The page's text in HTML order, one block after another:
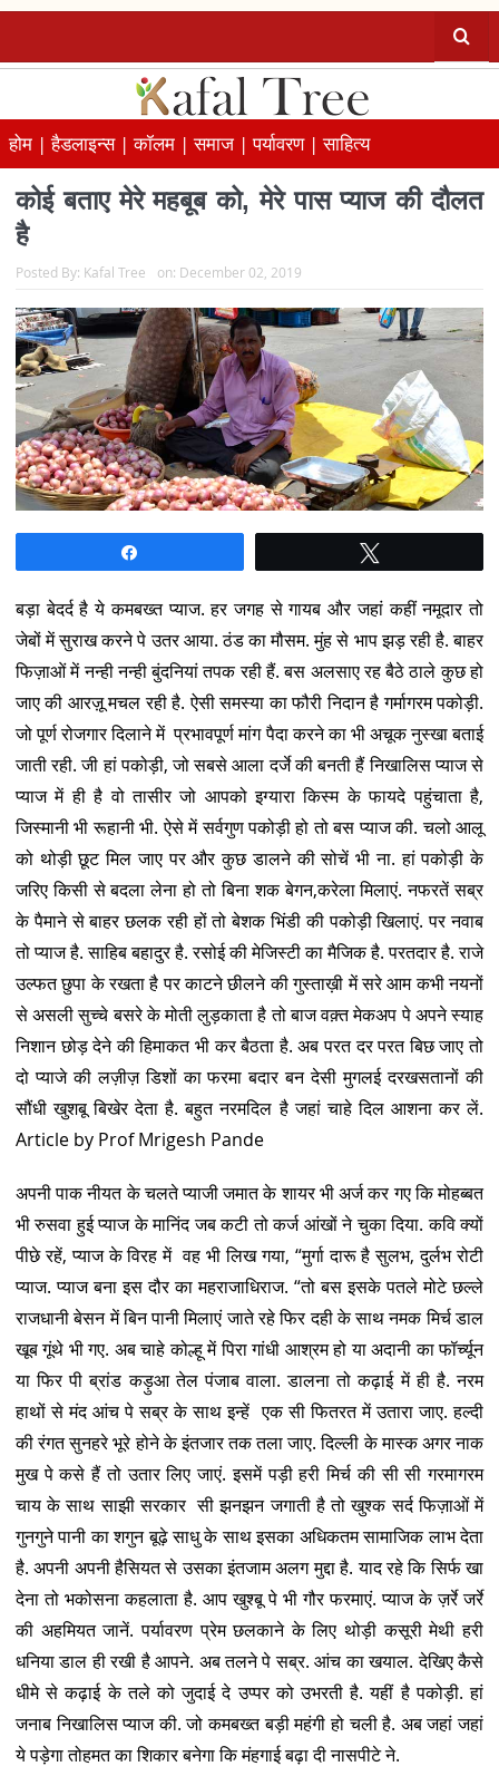
होम |हैडलाइन्स |कॉलम |समाज |पर्यावरण |साहित्य
कोई बताए मेरे महबूब को, मेरे पास प्याज की दौलत
है
Posted By: Kafal Tree on: December 02, 2019
बड़ा बेदर्द है ये कमबख्त प्याज. हर जगह से गायब और जहां कहीं नमूदार तो
जेबों में सुराख करने पे उतर आया. ठंड का मौसम. मुंह से भाप झड़ रही है. बाहर
फिज़ाओं में नन्ही नन्ही बुंदनियां तपक रही हैं. बस अलसाए रह बैठे ठाले कुछ हो
जाए की आरज़ू मचल रही है. ऐसी समस्या का फौरी निदान है गर्मागरम पकोड़ी.
जो पूर्ण रोजगार दिलाने में प्रभावपूर्ण मांग पैदा करने का भी अचूक नुस्खा बताई
जाती रही. जी हां पकोड़ी, जो सबसे आला दर्जे की बनती हैं निखालिस प्याज से
प्याज में ही है वो तासीर जो आपको इग्यारा किस्म के फायदे पहुंचाता है,
जिस्मानी भी रूहानी भी. ऐसे में सर्वगुण पकोड़ी हो तो बस प्याज की. चलो आलू
को थोड़ी छूट मिल जाए पर और कुछ डालने की सोचें भी ना. हां पकोड़ी के
जरिए किसी से बदला लेना हो तो बिना शक बेगन,करेला मिलाएं. नफरतें सब्र
के पैमाने से बाहर छलक रही हों तो बेशक भिंडी की पकोड़ी खिलाएं. पर नवाब
तो प्याज है. साहिब बहादुर है. रसोई की मेजिस्टी का मैजिक है. परतदार है. राजे
उल्फत छुपा के रखता है पर काटने छीलने की गुस्ताख़ी में सरे आम कभी नयनों
से असली सुच्चे बसरे के मोती लुड़काता है तो बाज वक़्त मेकअप पे अपने स्याह
निशान छोड़ देने की हिमाकत भी कर बैठता है. अब परत दर परत बिछ जाए तो
दो प्याजे की लज़ीज़ डिशों का फरमा बदार बन देसी मुगलई दरखसतानों की
सौंधी खुशबू बिखेर देता है. बहुत नरमदिल है जहां चाहे दिल आशना कर लें.
Article by Prof Mrigesh Pande
अपनी पाक नीयत के चलते प्याजी जमात के शायर भी अर्ज कर गए कि मोहब्बत
भी रुसवा हुई प्याज के मानिंद जब कटी तो कर्ज आंखों ने चुका दिया. कवि क्यों
पीछे रहें, प्याज के विरह में वह भी लिख गया, “मुर्गा दारू है सुलभ, दुर्लभ रोटी
प्याज. प्याज बना इस दौर का महराजाधिराज. “तो बस इसके पतले मोटे छल्ले
राजधानी बेसन में बिन पानी मिलाएं जाते रहे फिर दही के साथ नमक मिर्च डाल
खूब गूंथे भी गए. अब चाहे कोल्हू में पिरा गांधी आश्रम हो या अदानी का फॉर्च्यून
या फिर पी ब्रांड कड़ुआ तेल पंजाब वाला. डालना तो कढ़ाई में ही है. नरम
हाथों से मंद आंच पे सब्र के साथ इन्हें एक सी फितरत में उतारा जाए. हल्दी
की रंगत सुनहरे भूरे होने के इंतजार तक तला जाए. दिल्ली के मास्क अगर नाक
मुख पे कसे हैं तो उतार लिए जाएं. इसमें पड़ी हरी मिर्च की सी सी गरमागरम
चाय के साथ साझी सरकार सी झनझन जगाती है तो खुश्क सर्द फिज़ाओं में
गुनगुने पानी का शगुन बूढ़े साधु के साथ इसका अधिकतम सामाजिक लाभ देता
है. अपनी अपनी हैसियत से उसका इंतजाम अलग मुद्दा है. याद रहे कि सिर्फ खा
देना तो भकोसना कहलाता है. आप खुश्बू पे भी गौर फरमाएं. प्याज के ज़र्रे जर्रे
की अहमियत जानें. पर्यावरण प्रेम छलकाने के लिए थोड़ी कसूरी मेथी हरी
धनिया डाल ही रखी है आपने. अब तलने पे सब्र. आंच का खयाल. देखिए कैसे
धीमे से कढ़ाई के तले को जुदाई दे उप्पर को उभरती है. यहीं है पकोड़ी. हां
जनाब निखालिस प्याज की. जो कमबख्त बड़ी महंगी हो चली है. अब जहां जहां
ये पड़ेगा तोहमत का शिकार बनेगा कि मंहगाई बढ़ा दी नासपीटे ने.